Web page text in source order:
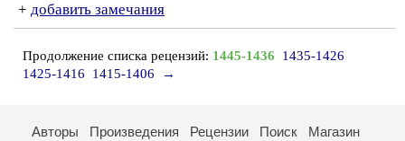
+ добавить замечания
Продолжение списка рецензий: 1445-1436
1435-1426
1425-1416
1415-1406 →
Авторы Произведения Рецензии Поиск
Магазин